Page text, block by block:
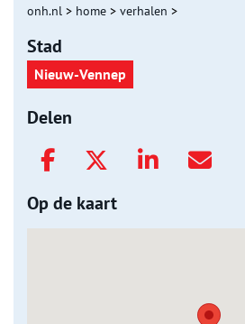
onh.nl > home > verhalen >
Stad
Nieuw-Vennep
Delen
Op de kaart